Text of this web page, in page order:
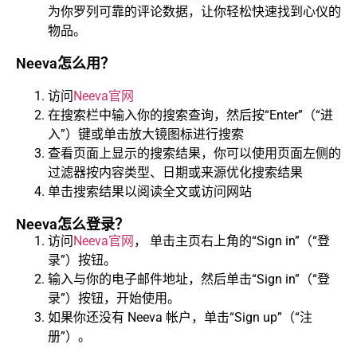
为你罗列可靠的评论数据，让你轻松快速找到心仪的
物品。
Neeva怎么用？
访问Neeva官网
在搜索栏中输入你的搜索查询，然后按“Enter”（“进
入”）键或单击放大镜图标进行搜索
查看页面上显示的搜索结果，你可以使用页面左侧的
过滤器按内容类型、日期或来源优化搜索结果
单击搜索结果以阅读全文或访问网站
Neeva怎么登录？
访问Neeva官网 ， 单击主页右上角的“Sign in”（“登
录”）按钮。
输入与你的电子邮件地址，然后单击“Sign in”（“登
录”）按钮，开始使用。
如果你还没有 Neeva 帐户，单击“Sign up”（“注
册”）。